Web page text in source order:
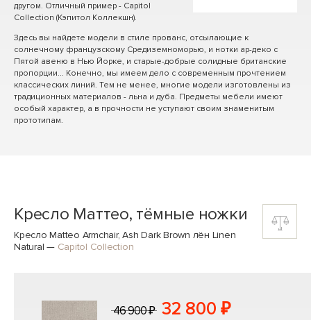
другом. Отличный пример - Capitol
Collection (Кэпитол Коллекшн).
Здесь вы найдете модели в стиле прованс, отсылающие к
солнечному французскому Средиземноморью, и нотки ар-деко с
Пятой авеню в Нью Йорке, и старые-добрые солидные британские
пропорции... Конечно, мы имеем дело с современным прочтением
классических линий. Тем не менее, многие модели изготовлены из
традиционных материалов - льна и дуба. Предметы мебели имеют
особый характер, а в прочности не уступают своим знаменитым
прототипам.
Кресло Маттео, тёмные ножки
Кресло Matteo Armchair, Ash Dark Brown лён Linen
Natural — Capitol Collection
46 900 ₽ 32 800 ₽